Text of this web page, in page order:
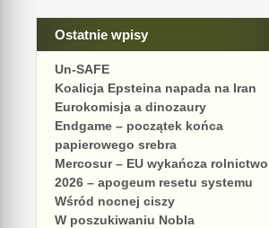
Ostatnie wpisy
Un-SAFE
Koalicja Epsteina napada na Iran
Eurokomisja a dinozaury
Endgame – początek końca
papierowego srebra
Mercosur – EU wykańcza rolnictwo
2026 – apogeum resetu systemu
Wśród nocnej ciszy
W poszukiwaniu Nobla